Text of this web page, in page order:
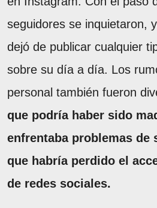
seguidores se inquietaron,
dejó de publicar cualquier
sobre su día a día. Los
personal también fueron
que podría haber sido
enfrentaba problemas de
que habría perdido el
de redes sociales.